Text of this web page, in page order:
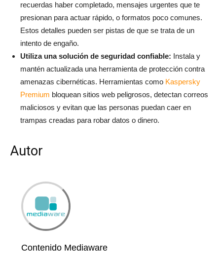
recuerdas haber completado, mensajes urgentes que te
presionan para actuar rápido, o formatos poco comunes.
Estos detalles pueden ser pistas de que se trata de un
intento de engaño.
Utiliza una solución de seguridad confiable: Instala y
mantén actualizada una herramienta de protección contra
amenazas cibernéticas. Herramientas como Kaspersky
Premium bloquean sitios web peligrosos, detectan correos
maliciosos y evitan que las personas puedan caer en
trampas creadas para robar datos o dinero.
Autor
Contenido Mediaware